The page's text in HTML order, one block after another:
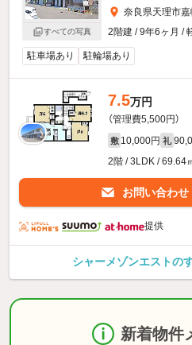
すべての写真
奈良県天理市
2階建 / 9年6ヶ月 /
駐車場あり 駐輪場あり
7.5万円
（管理費5,500円）
敷 10,000円 礼
2階 / 3LDK / 69.64
お問い合わせ
提供
シャーメゾンエストの
新着物件